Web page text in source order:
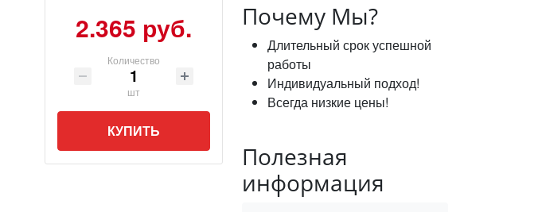
2.365 руб.
Количество
шт
КУПИТЬ
Почему Мы?
Длительный срок успешной
работы
Индивидуальный подход!
Всегда низкие цены!
Полезная
информация